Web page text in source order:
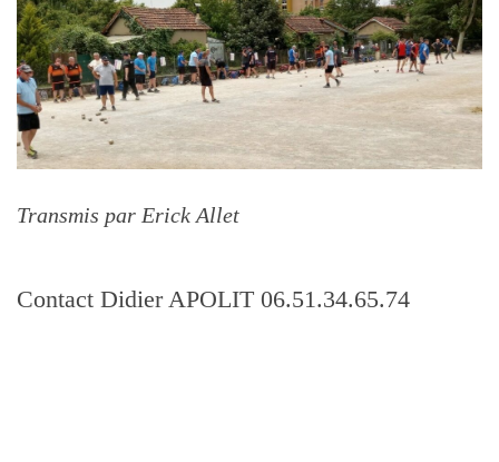
Transmis par Erick Allet
Contact Didier APOLIT 06.51.34.65.74